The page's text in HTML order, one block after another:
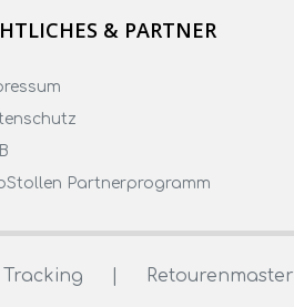
& PARTNER
Partnerprogramm
Tracking Retourenmaster